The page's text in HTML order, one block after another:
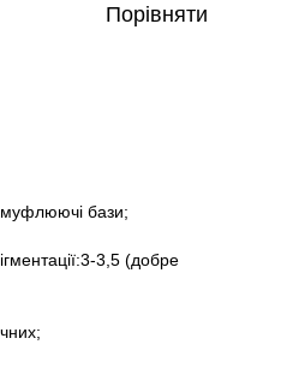
Порівняти
бази;
3,5 (добре